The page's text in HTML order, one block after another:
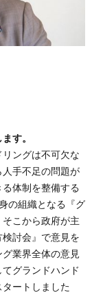
す。
リングは不可欠な
手不足の問題が
体制を整備する
の組織となる『グ
こから政府が主
討会』で意見を
業界全体の意見
グランドハンド
ートしました